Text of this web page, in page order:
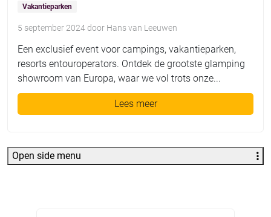
Vakantieparken
5 september 2024door Hans van Leeuwen
Een exclusief event voor campings, vakantieparken,
resorts entouroperators. Ontdek de grootste glamping
showroom van Europa, waar we vol trots onze...
Lees meer
Open side menu